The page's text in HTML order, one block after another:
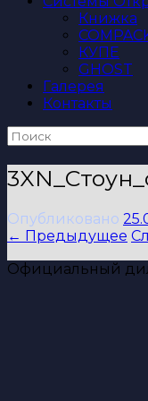
Книжка
КУПЕ
GHOST
Галерея
Контакты
Поиск
по:
Опубликовано
← Предыдущее
Официальный